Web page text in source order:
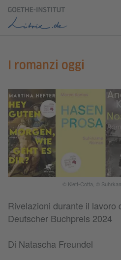
I romanzi oggi
© Klett-Cotta, ©
Rivelazioni durante il lavoro
Deutscher Buchpreis 2024
Di Natascha Freundel